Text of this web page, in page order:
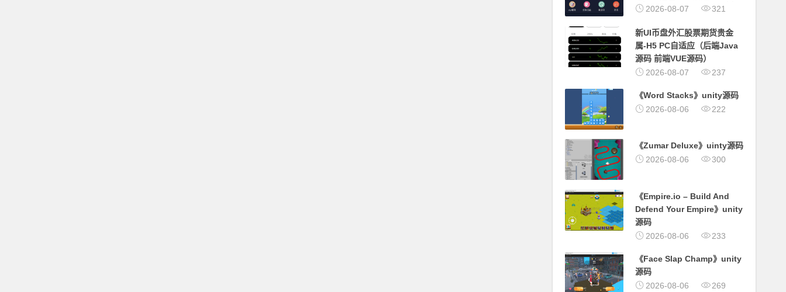
2026-08-07
321
新UI币盘外汇股票期货贵金
属-H5 PC自适应（后端Java
源码 前端VUE源码）
2026-08-07
237
《Word Stacks》unity源码
2026-08-06
222
《Zumar Deluxe》uinty源码
2026-08-06
300
《Empire.io – Build And
Defend Your Empire》unity
源码
2026-08-06
233
《Face Slap Champ》unity
源码
2026-08-06
269